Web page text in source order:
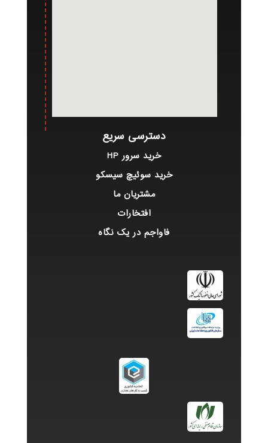
دسترسی سریع
خرید سرور HP
خرید سوئیچ سیسکو
مشتریان ما
افتخارات
فاواجم در یک نگاه